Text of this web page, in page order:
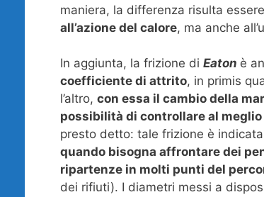
maniera, la differenza risulta
all’azione del calore, ma anche
In aggiunta, la frizione di Eaton è
coefficiente di attrito, in primis
l’altro, con essa il cambio della
possibilità di controllare al
presto detto: tale frizione è
quando bisogna affrontare dei
ripartenze in molti punti del
dei rifiuti). I diametri messi a